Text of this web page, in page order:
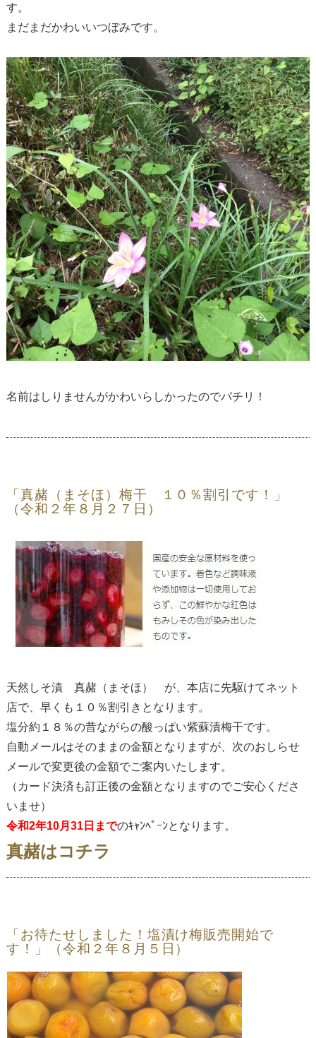
す。
まだまだかわいいつぼみです。
名前はしりませんがかわいらしかったのでパチリ！
「真赭（まそほ）梅干 １０％割引です！」
（令和２年８月２７日）
天然しそ漬 真赭（まそほ） が、本店に先駆けてネット
店で、早くも１０％割引きとなります。
塩分約１８％の昔ながらの酸っぱい紫蘇漬梅干です。
自動メールはそのままの金額となりますが、次のおしらせ
メールで変更後の金額でご案内いたします。
（カード決済も訂正後の金額となりますのでご安心くださ
いませ）
令和2年10月31日までのｷｬﾝﾍﾟｰﾝとなります。
真赭はコチラ
「お待たせしました！塩漬け梅販売開始で
す！」（令和２年８月５日）